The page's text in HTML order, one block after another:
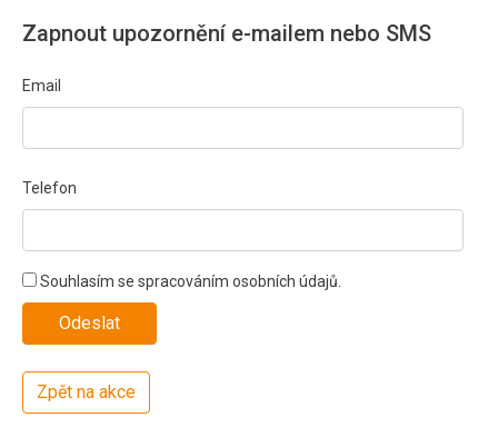
Zapnout upozornění e-mailem nebo SMS
Email
Telefon
Souhlasím se spracováním osobních údajů.
Zpět na akce